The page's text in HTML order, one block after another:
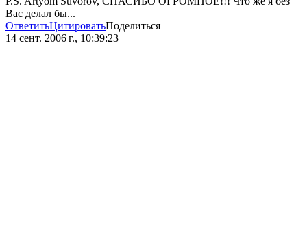
Вас делал бы...
ОтветитьЦитироватьПоделиться
14 сент. 2006 г., 10:39:23